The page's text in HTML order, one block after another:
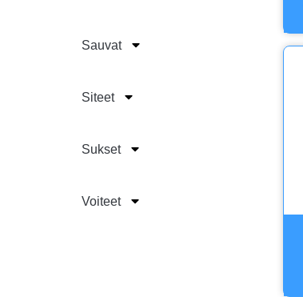
Sauvat
Siteet
Sukset
Voiteet